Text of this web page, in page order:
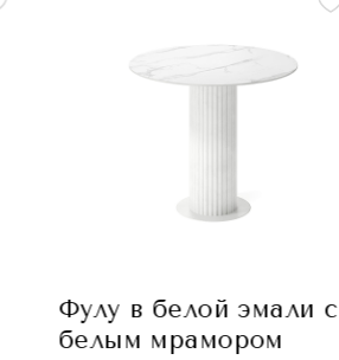
Фулу в белой эмали с
белым мрамором